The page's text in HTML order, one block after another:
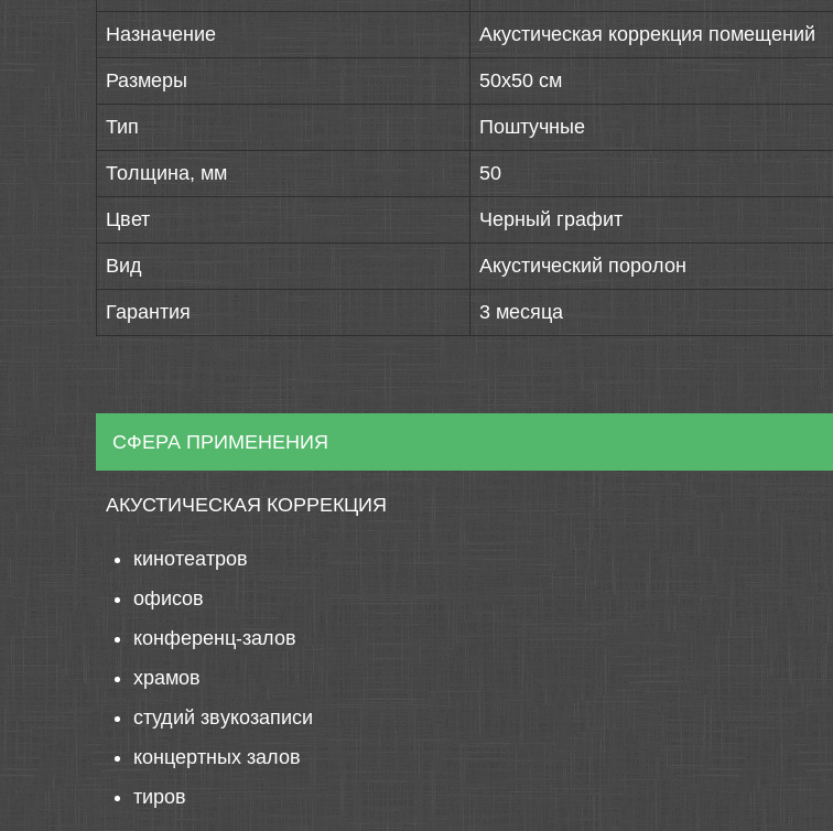
Назначение Акустическая коррекция помещений
Размеры 50х50 см
Тип Поштучные
Толщина, мм 50
Цвет Черный графит
Вид Акустический поролон
Гарантия 3 месяца
СФЕРА ПРИМЕНЕНИЯ
АКУСТИЧЕСКАЯ КОРРЕКЦИЯ
кинотеатров
офисов
конференц-залов
храмов
студий звукозаписи
концертных залов
тиров